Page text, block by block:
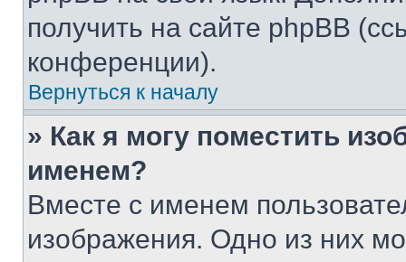
получить на сайте phpBB
конференции).
Вернуться к началу
» Как я могу поместить
именем?
Вместе с именем
изображения. Одно из них